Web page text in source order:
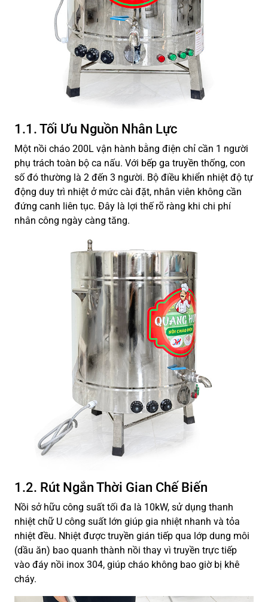
1.1. Tối Ưu Nguồn Nhân Lực
Một nồi cháo 200L vận hành bằng điện chỉ cần 1 người
phụ trách toàn bộ ca nấu. Với bếp ga truyền thống, con
số đó thường là 2 đến 3 người. Bộ điều khiển nhiệt độ tự
động duy trì nhiệt ở mức cài đặt, nhân viên không cần
đứng canh liên tục. Đây là lợi thế rõ ràng khi chi phí
nhân công ngày càng tăng.
1.2. Rút Ngắn Thời Gian Chế Biến
Nồi sở hữu công suất tối đa là 10kW, sử dụng thanh
nhiệt chữ U công suất lớn giúp gia nhiệt nhanh và tỏa
nhiệt đều. Nhiệt được truyền gián tiếp qua lớp dung môi
(dầu ăn) bao quanh thành nồi thay vì truyền trực tiếp
vào đáy nồi inox 304, giúp cháo không bao giờ bị khê
cháy.